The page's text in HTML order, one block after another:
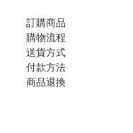
訂購商品
購物流程
送貨方式
付款方法
商品退換